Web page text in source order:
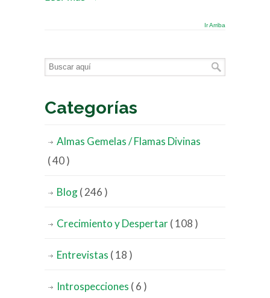
Ir Arriba
Categorías
Almas Gemelas / Flamas Divinas
( 40 )
Blog( 246 )
Crecimiento y Despertar( 108 )
Entrevistas ( 18 )
Introspecciones ( 6 )